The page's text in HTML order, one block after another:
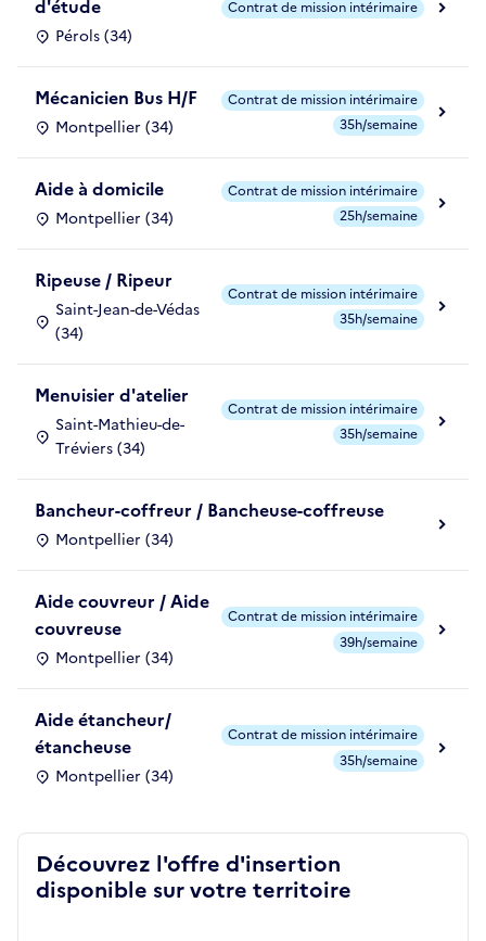
d'étude
Pérols (34)
Contrat de mission intérimaire
Mécanicien Bus H/F
Montpellier (34)
Contrat de mission intérimaire
35h/semaine
Aide à domicile
Montpellier (34)
Contrat de mission intérimaire
25h/semaine
Ripeuse / Ripeur
Saint-Jean-de-Védas
(34)
Contrat de mission intérimaire
35h/semaine
Menuisier d'atelier
Saint-Mathieu-de-
Tréviers (34)
Contrat de mission intérimaire
35h/semaine
Bancheur-coffreur / Bancheuse-coffreuse
Montpellier (34)
Aide couvreur / Aide
couvreuse
Montpellier (34)
Contrat de mission intérimaire
39h/semaine
Aide étancheur/
étancheuse
Montpellier (34)
Contrat de mission intérimaire
35h/semaine
Découvrez l'offre d'insertion
disponible sur votre territoire